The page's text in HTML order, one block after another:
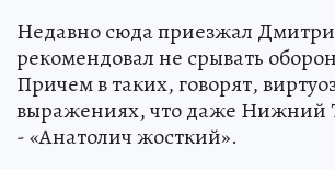
Недавно сюда приезжал
рекомендовал не срывать
Причем в таких, говорят,
выражениях, что даже Нижний
- «Анатолич жосткий».